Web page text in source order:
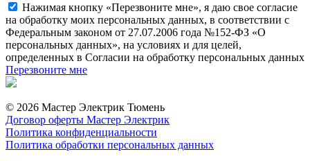
Нажимая кнопку «Перезвоните мне», я даю свое согласие
на обработку моих персональных данных, в соответствии с
Федеральным законом от 27.07.2006 года №152-ФЗ «О
персональных данных», на условиях и для целей,
определенных в Согласии на обработку персональных данных
Перезвоните мне
© 2026 Мастер Электрик Тюмень
Договор оферты Мастер Электрик
Политика конфиденциальности
Политика обработки персональных данных